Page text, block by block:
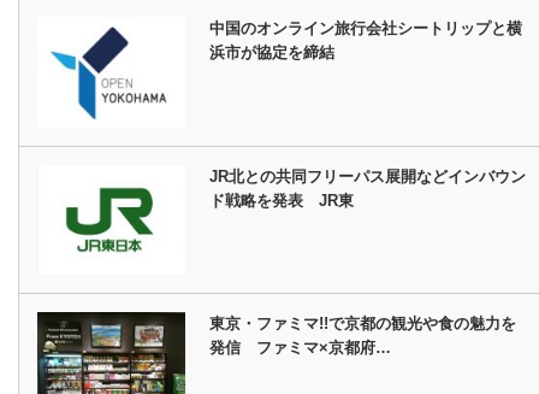
中国のオンライン旅行会社シートリップと横
浜市が協定を締結
JR北との共同フリーパス展開などインバウン
ド戦略を発表 JR東
東京・ファミマ!!で京都の観光や食の魅力を
発信 ファミマ×京都府…